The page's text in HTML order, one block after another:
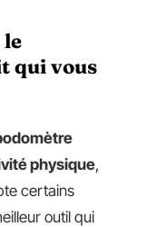
qui vous
physique,
certains
outil qui